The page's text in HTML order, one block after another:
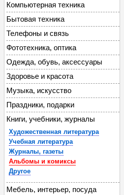
Компьютерная техника
Бытовая техника
Телефоны и связь
Фототехника, оптика
Одежда, обувь, аксессуары
Здоровье и красота
Музыка, искусство
Праздники, подарки
Книги, учебники, журналы
Художественная литература
Учебная литература
Журналы, газеты
Альбомы и комиксы
Другое
Мебель, интерьер, посуда